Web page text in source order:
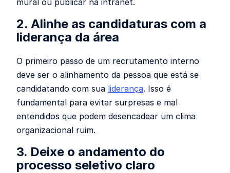
2. Alinhe as candidaturas com a
liderança da área
O primeiro passo de um recrutamento interno
deve ser o alinhamento da pessoa que está se
candidatando com sua liderança. Isso é
fundamental para evitar surpresas e mal
entendidos que podem desencadear um clima
organizacional ruim.
3. Deixe o andamento do
processo seletivo claro